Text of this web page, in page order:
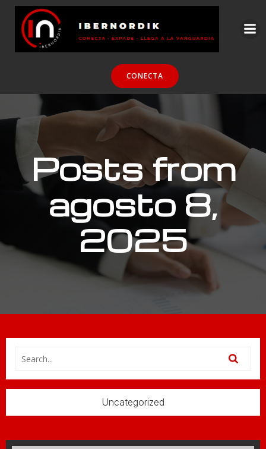
CONECTA
Posts from
agosto 8,
2025
Uncategorized